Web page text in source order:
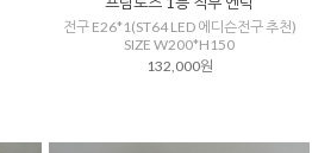
전구 E26*1(ST64 LED 에디슨전구 추천)
SIZE W200*H150
132,000원